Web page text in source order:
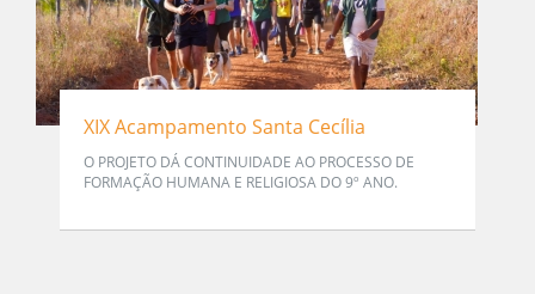
XIX Acampamento Santa Cecília
O PROJETO DÁ CONTINUIDADE AO PROCESSO DE
FORMAÇÃO HUMANA E RELIGIOSA DO 9º ANO.